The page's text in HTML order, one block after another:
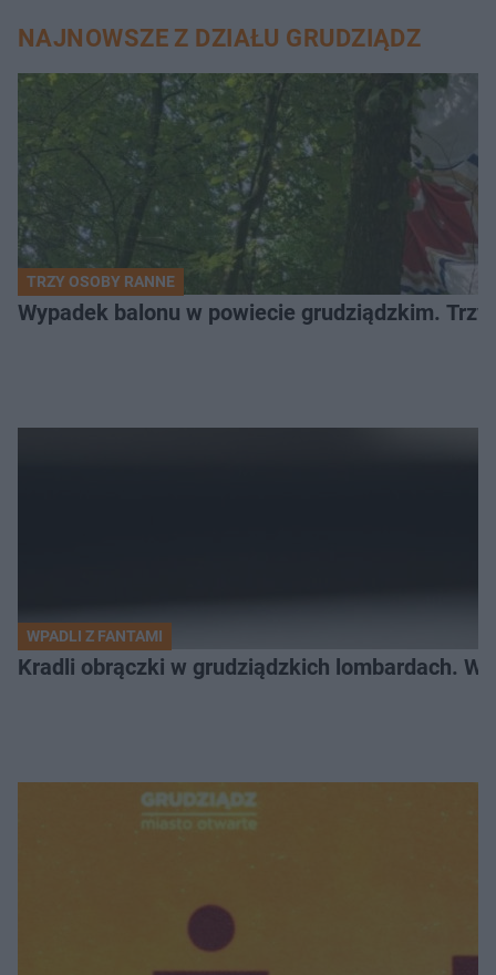
NAJNOWSZE Z DZIAŁU GRUDZIĄDZ
TRZY OSOBY RANNE
Wypadek balonu w powiecie grudziądzkim.
WPADLI Z FANTAMI
Kradli obrączki w grudziądzkich lombardach.